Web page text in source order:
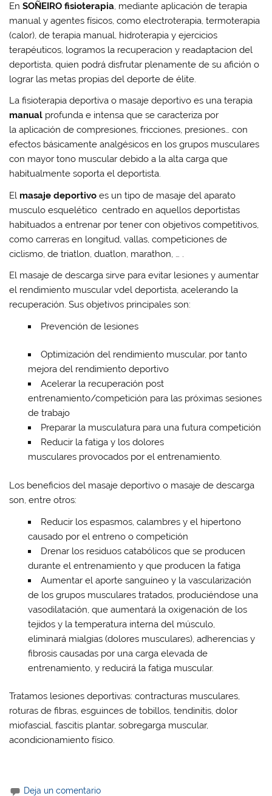
EnSOÑEIRO fisioterapia, mediante aplicación de terapia
manual y agentes físicos, como electroterapia, termoterapia
(calor), de terapia manual, hidroterapia y ejercicios
terapéuticos, logramos la recuperacion y readaptacion del
deportista, quien podrá disfrutar plenamente de su afición o
lograr las metas propias del deporte de élite.
La fisioterapia deportiva o masaje deportivo es una terapia
manual profunda e intensa que se caracteriza por
la aplicación de compresiones, fricciones, presiones… con
efectos básicamente analgésicos en los grupos musculares
con mayor tono muscular debido a la alta carga que
habitualmente soporta el deportista.
El masaje deportivoes un tipo de masaje del aparato
musculo esquelético centrado en aquellos deportistas
habituados a entrenar por tener con objetivos competitivos,
como carreras en longitud, vallas, competiciones de
ciclismo, de triatlon, duatlon, marathon, … .
El masaje de descarga sirve para evitar lesiones y aumentar
el rendimiento muscular vdel deportista, acelerando la
recuperación. Sus objetivos principales son:
Prevención de lesiones
Optimización del rendimiento muscular, por tanto
mejora del rendimiento deportivo
Acelerar la recuperación post
entrenamiento/competición para las próximas sesiones
de trabajo
Preparar la musculatura para una futura competición
Reducir la fatiga y los dolores
musculares provocados por el entrenamiento.
Los beneficios del masaje deportivo o masaje de descarga
son, entre otros:
Reducir los espasmos, calambres y el hipertono
causado por el entreno o competición
Drenar los residuos catabólicos que se producen
durante el entrenamiento y que producen la fatiga
Aumentar el aporte sanguíneo y la vascularización
de los grupos musculares tratados, produciéndose una
vasodilatación, que aumentará la oxigenación de los
tejidos y la temperatura interna del músculo,
eliminará mialgias (dolores musculares), adherencias y
fibrosis causadas por una carga elevada de
entrenamiento, y reducirá la fatiga muscular.
Tratamos lesiones deportivas: contracturas musculares,
roturas de fibras, esguinces de tobillos, tendinitis, dolor
miofascial, fascitis plantar, sobregarga muscular,
acondicionamiento físico.
Deja un comentario